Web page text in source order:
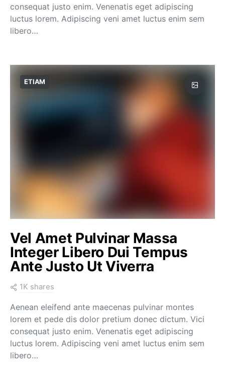
consequat justo enim. Venenatis eget adipiscing
luctus lorem. Adipiscing veni amet luctus enim sem
libero…
ETIAM
Vel Amet Pulvinar Massa
Integer Libero Dui Tempus
Ante Justo Ut Viverra
1K shares
Aenean eleifend ante maecenas pulvinar montes
lorem et pede dis dolor pretium donec dictum. Vici
consequat justo enim. Venenatis eget adipiscing
luctus lorem. Adipiscing veni amet luctus enim sem
libero…